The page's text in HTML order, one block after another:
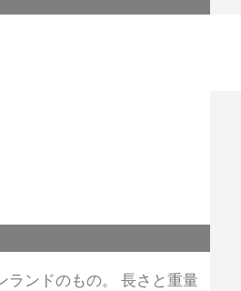
っています。 一辺23cm四
ランドのもの。 長さと重量